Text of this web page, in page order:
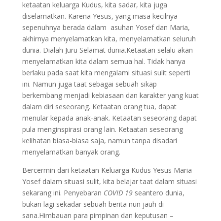
ketaatan keluarga Kudus, kita sadar, kita juga
diselamatkan. Karena Yesus, yang masa kecilnya
sepenuhnya berada dalam asuhan Yosef dan Maria,
akhirnya menyelamatkan kita, menyelamatkan seluruh
dunia. Dialah Juru Selamat dunia.Ketaatan selalu akan
menyelamatkan kita dalam semua hal. Tidak hanya
berlaku pada saat kita mengalami situasi sulit seperti
ini. Namun juga taat sebagai sebuah sikap
berkembang menjadi kebiasaan dan karakter yang kuat
dalam diri seseorang. Ketaatan orang tua, dapat
menular kepada anak-anak. Ketaatan seseorang dapat
pula menginspirasi orang lain. Ketaatan seseorang
kelihatan biasa-biasa saja, namun tanpa disadari
menyelamatkan banyak orang.
Bercermin dari ketaatan Keluarga Kudus Yesus Maria
Yosef dalam situasi sulit, kita belajar taat dalam situasi
sekarang ini. Penyebaran COVID 19seantero dunia,
bukan lagi sekadar sebuah berita nun jauh di
sana.Himbauan para pimpinan dan keputusan –